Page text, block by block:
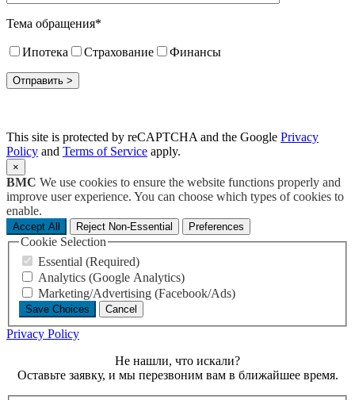
Тема обращения*
Ипотека Страхование Финансы
This site is protected by reCAPTCHA and the Google Privacy
Policy and Terms of Service apply.
×
BMC We use cookies to ensure the website functions properly and
improve user experience. You can choose which types of cookies to
enable.
Accept All Reject Non-Essential Preferences
Cookie Selection
Essential (Required)
Analytics (Google Analytics)
Marketing/Advertising (Facebook/Ads)
Save Choices Cancel
Privacy Policy
Не нашли, что искали?
Оставьте заявку, и мы перезвоним вам в ближайшее время.